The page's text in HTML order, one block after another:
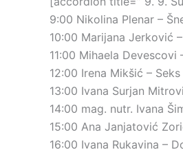
9:00 Nikolina Plenar –
10:00 Marijana Jerković
11:00 Mihaela
12:00 Irena Mikšić –
13:00 Ivana Surjan
14:00 mag. nutr. Ivana
15:00 Ana Janjatović
16:00 Ivana Rukavina –